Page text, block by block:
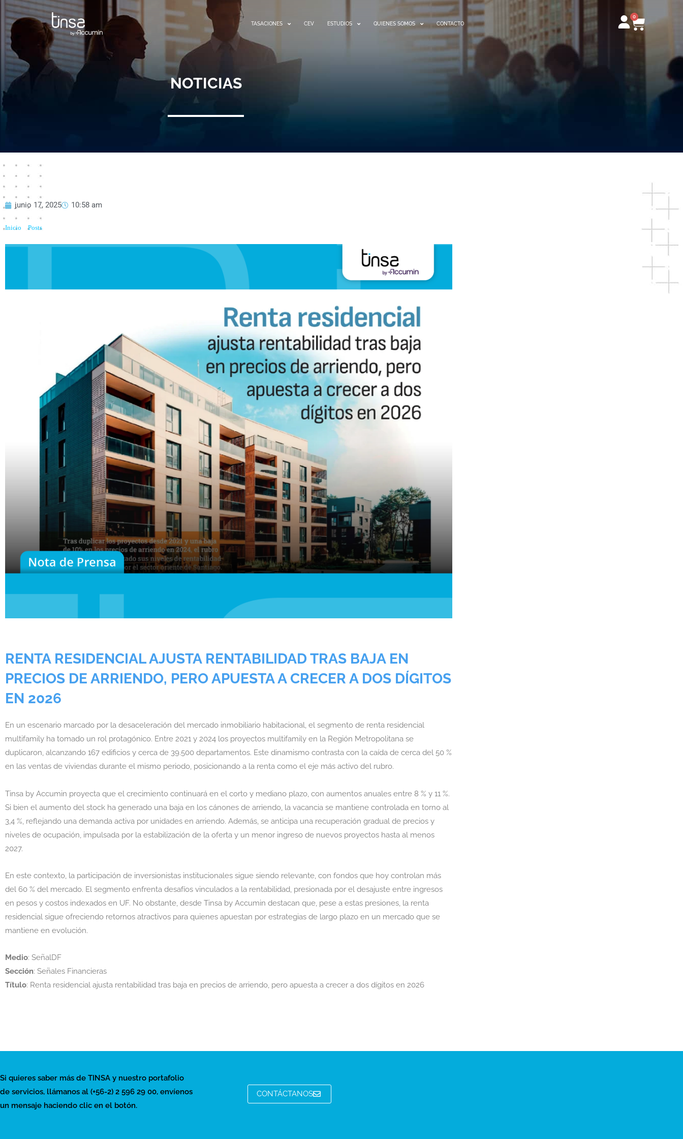
al
contenido
TASACIONES CEV ESTUDIOS QUIENES SOMOS CONTACTO
0
Carrito
NOTICIAS
junio 17, 2025 10:58 am
Inicio »Posts
RENTA RESIDENCIAL AJUSTA RENTABILIDAD TRAS BAJA EN
PRECIOS DE ARRIENDO, PERO APUESTA A CRECER A DOS DÍGITOS
EN 2026
En un escenario marcado por la desaceleración del mercado inmobiliario habitacional, el segmento de renta residencial
multifamily ha tomado un rol protagónico. Entre 2021 y 2024 los proyectos multifamily en la Región Metropolitana se
duplicaron, alcanzando 167 edificios y cerca de 39.500 departamentos. Este dinamismo contrasta con la caída de cerca del 50 %
en las ventas de viviendas durante el mismo periodo, posicionando a la renta como el eje más activo del rubro.
Tinsa by Accumin proyecta que el crecimiento continuará en el corto y mediano plazo, con aumentos anuales entre 8 % y 11 %.
Si bien el aumento del stock ha generado una baja en los cánones de arriendo, la vacancia se mantiene controlada en torno al
3,4 %, reflejando una demanda activa por unidades en arriendo. Además, se anticipa una recuperación gradual de precios y
niveles de ocupación, impulsada por la estabilización de la oferta y un menor ingreso de nuevos proyectos hasta al menos
2027.
En este contexto, la participación de inversionistas institucionales sigue siendo relevante, con fondos que hoy controlan más
del 60 % del mercado. El segmento enfrenta desafíos vinculados a la rentabilidad, presionada por el desajuste entre ingresos
en pesos y costos indexados en UF. No obstante, desde Tinsa by Accumin destacan que, pese a estas presiones, la renta
residencial sigue ofreciendo retornos atractivos para quienes apuestan por estrategias de largo plazo en un mercado que se
mantiene en evolución.
Medio: SeñalDF
Sección: Señales Financieras
Título: Renta residencial ajusta rentabilidad tras baja en precios de arriendo, pero apuesta a crecer a dos dígitos en 2026
Si quieres saber más de TINSA y nuestro portafolio
de servicios, llámanos al (+56-2) 2 596 29 00, envíenos
un mensaje haciendo clic en el botón.
CONTÁCTANOS